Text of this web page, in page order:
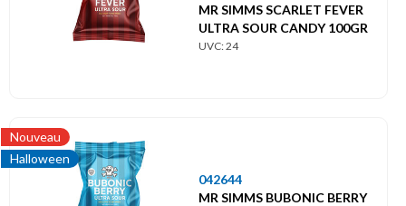
MR SIMMS SCARLET FEVER
ULTRA SOUR CANDY 100GR
UVC: 24
Nouveau
Halloween
042644
MR SIMMS BUBONIC BERRY